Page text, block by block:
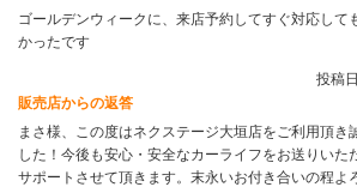
ゴールデンウィークに、来店予約してすぐ対応して
かったです
投稿
販売店からの返答
まさ様、この度はネクステージ大垣店をご利用頂き
した！今後も安心・安全なカーライフをお送りいた
サポートさせて頂きます。末永いお付き合いの程よ